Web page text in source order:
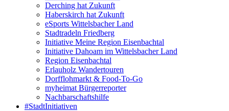
Derching hat Zukunft
Haberskirch hat Zukunft
eSports Wittelsbacher Land
Stadtradeln Friedberg
Initiative Meine Region Eisenbachtal
Initiative Dahoam im Wittelsbacher Land
Region Eisenbachtal
Erlauholz Wandertouren
Dorfflohmarkt & Food-To-Go
myheimat Bürgerreporter
Nachbarschaftshilfe
#StadtInitiativen